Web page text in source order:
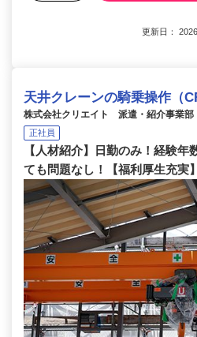
更新日：
天井クレーンの騎乗操作（
株式会社クリエイト 派遣・紹介事業部
正社員
【人材紹介】日勤のみ！経験年
ても問題なし！【福利厚生充実】